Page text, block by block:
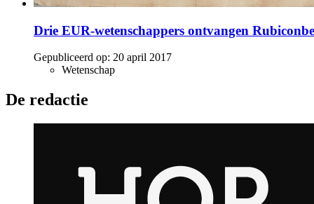
Drie EUR-wetenschappers ontvangen
Gepubliceerd op: 20 april 2017
Wetenschap
De redactie